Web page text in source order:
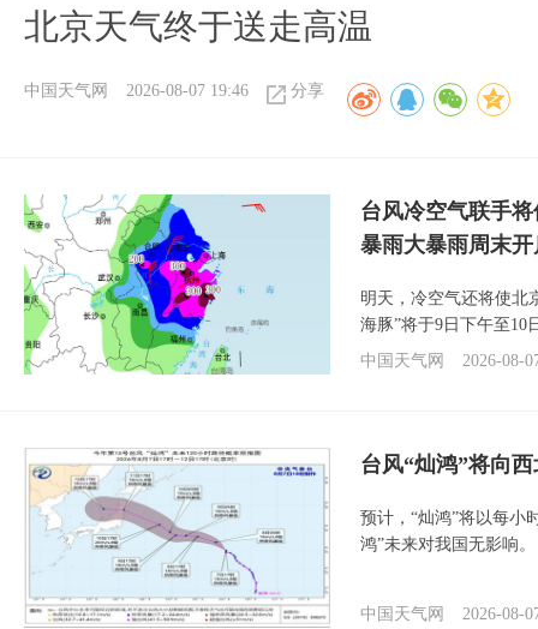
北京天气终于送走高温
中国天气网 2026-08-07 19:46 分享
台风冷空气联手
暴雨大暴雨周末开
明天，冷空气还将使北
海豚”将于9日下午至10
中国天气网
2026-08-
台风“灿鸿”将向
预计，“灿鸿”将以每小
鸿”未来对我国无影响。
中国天气网 2026-08-